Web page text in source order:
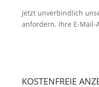
Jetzt unverbindlich
anfordern. Ihre E-Mail-
KOSTENFREIE